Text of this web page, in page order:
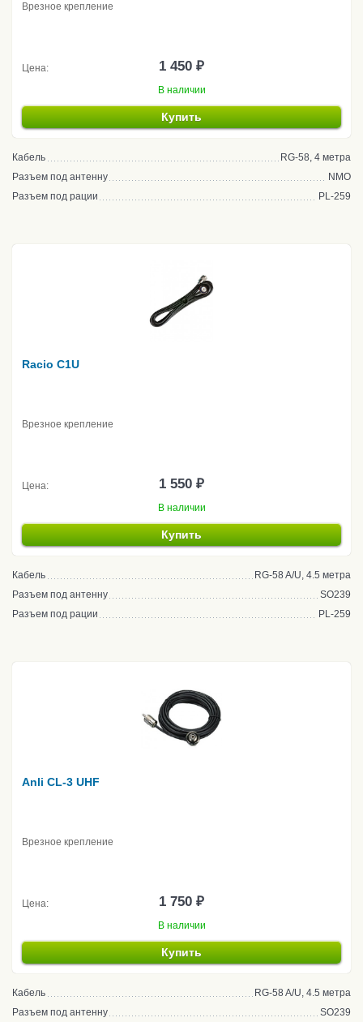
Врезное крепление
Цена: 1 450 ₽
В наличии
Купить
Кабель
RG-58, 4 метра
Разъем под антенну
NMO
Разъем под рации
PL-259
Racio C1U
Врезное крепление
Цена: 1 550 ₽
В наличии
Купить
Кабель
RG-58 A/U, 4.5 метра
Разъем под антенну
SO239
Разъем под рации
PL-259
Anli CL-3 UHF
Врезное крепление
Цена: 1 750 ₽
В наличии
Купить
Кабель
RG-58 A/U, 4.5 метра
Разъем под антенну
SO239